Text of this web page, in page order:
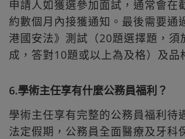
申請人如獲選參加面試，通常會在
約數個月內接獲通知。最後需要通
港國安法》測試（20題選擇題，須
成，答對10題或以上為及格）及品
6.學術主任享有什麼公務員福利？
學術主任享有完整的公務員福利待
法定假期，公務員全面醫療及牙科